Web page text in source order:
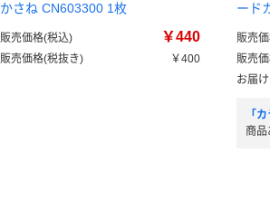
かさね CN603300 1枚
販売価格(税込) ￥440
販売価格(税抜き) ￥400
ード
販売価
販売価
お届け
「
商品